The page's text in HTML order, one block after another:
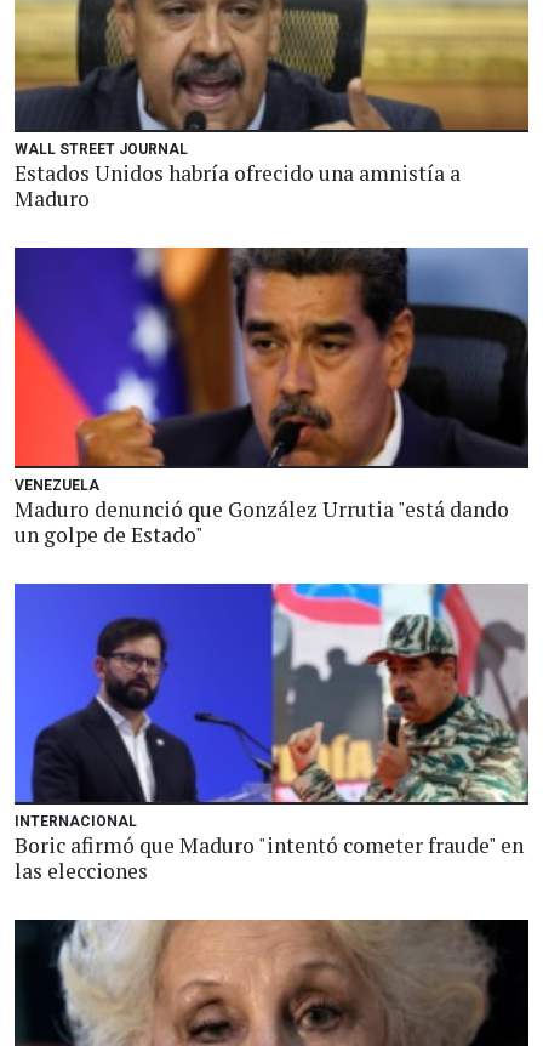
WALL STREET JOURNAL
Estados Unidos habría ofrecido una amnistía a
Maduro
VENEZUELA
Maduro denunció que González Urrutia "está dando
un golpe de Estado"
INTERNACIONAL
Boric afirmó que Maduro "intentó cometer fraude" en
las elecciones